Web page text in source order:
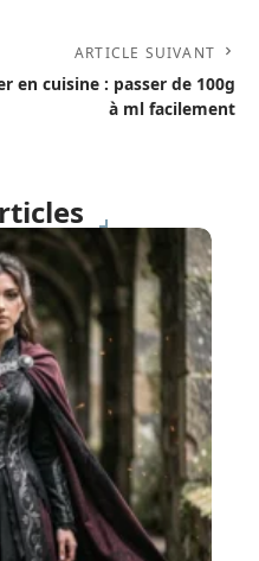
ARTICLE SUIVANT
en cuisine : passer de 100g
à ml facilement